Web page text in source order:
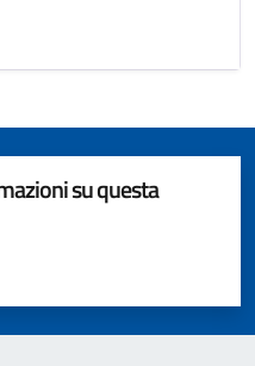
su questa
5